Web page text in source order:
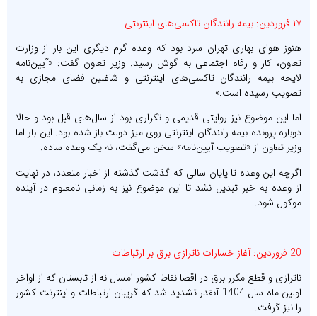
۱۷ فروردین: بیمه رانندگان تاکسی‌های اینترنتی
هنوز هوای بهاری تهران سرد بود که وعده گرم دیگری این بار از وزارت
تعاون، کار و رفاه اجتماعی به گوش رسید. وزیر تعاون گفت: «آیین‌نامه
لایحه بیمه رانندگان تاکسی‌های اینترنتی و شاغلین فضای مجازی به
تصویب رسیده است.»
اما این موضوع نیز روایتی قدیمی و تکراری بود از سال‌های قبل بود و حالا
دوباره پرونده بیمه رانندگان اینترنتی روی میز دولت باز شده بود. این بار اما
وزیر تعاون از «تصویب آیین‌نامه» سخن می‌گفت، نه یک وعده ساده.
اگرچه این وعده تا پایان سالی که گذشت گذشته از اخبار متعدد، در نهایت
از وعده به خبر تبدیل نشد تا این موضوع نیز به زمانی نامعلوم در آینده
موکول شود.
20 فروردین: آغاز خسارات ناترازی برق بر ارتباطات
ناترازی‌ و قطع مکرر برق در اقصا نقاط کشور امسال نه از تابستان که از اواخر
اولین ماه سال 1404 آنقدر تشدید شد که گریبان ارتباطات و اینترنت کشور
را نیز گرفت.